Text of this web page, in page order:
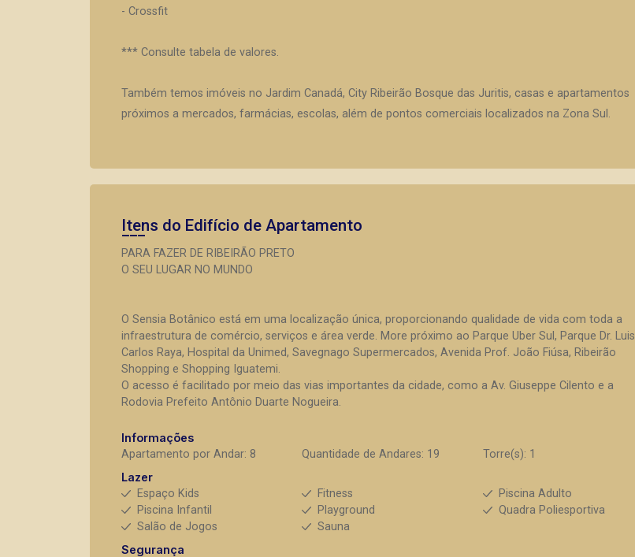
- Crossfit
*** Consulte tabela de valores.
Também temos imóveis no Jardim Canadá, City Ribeirão Bosque das Juritis, casas e apartamentos
próximos a mercados, farmácias, escolas, além de pontos comerciais localizados na Zona Sul.
Itens do Edifício de Apartamento
PARA FAZER DE RIBEIRÃO PRETO
O SEU LUGAR NO MUNDO
O Sensia Botânico está em uma localização única, proporcionando qualidade de vida com toda a
infraestrutura de comércio, serviços e área verde. More próximo ao Parque Uber Sul, Parque Dr. Luis
Carlos Raya, Hospital da Unimed, Savegnago Supermercados, Avenida Prof. João Fiúsa, Ribeirão
Shopping e Shopping Iguatemi.
O acesso é facilitado por meio das vias importantes da cidade, como a Av. Giuseppe Cilento e a
Rodovia Prefeito Antônio Duarte Nogueira.
Informações
Apartamento por Andar: 8
Quantidade de Andares: 19
Torre(s): 1
Lazer
Espaço Kids
Fitness
Piscina Adulto
Piscina Infantil
Playground
Quadra Poliesportiva
Salão de Jogos
Sauna
Segurança